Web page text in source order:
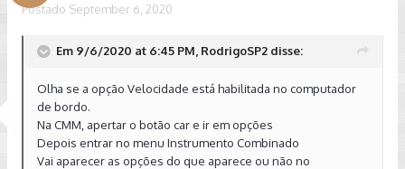
Postado September 6, 2020
Em 9/6/2020 at 6:45 PM, RodrigoSP2 disse:
Olha se a opção Velocidade está habilitada no computador
de bordo.
Na CMM, apertar o botão car e ir em opções
Depois entrar no menu Instrumento Combinado
Vai aparecer as opções do que aparece ou não no